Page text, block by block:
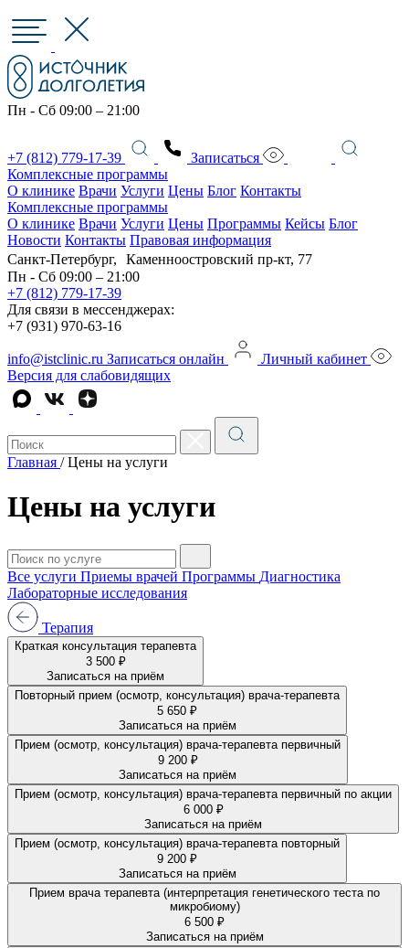
Пн - Сб 09:00 – 21:00
+7 (812) 779-17-39
Записаться
Комплексные программы
О клинике Врачи Услуги Цены Блог Контакты
Комплексные программы
О клинике Врачи Услуги Цены Программы Кейсы Блог
Новости Контакты Правовая информация
Санкт-Петербург, Каменноостровский пр-кт, 77
Пн - Сб 09:00 – 21:00
+7 (812) 779-17-39
Для связи в мессенджерах:
+7 (931) 970-63-16
info@istclinic.ru Записаться онлайн
Личный кабинет
Версия для слабовидящих
Главная / Цены на услуги
Цены на услуги
Все услуги Приемы врачей Программы Диагностика
Лабораторные исследования
Терапия
Краткая консультация терапевта
3 500 ₽
Записаться на приём
Повторный прием (осмотр, консультация) врача-терапевта
5 650 ₽
Записаться на приём
Прием (осмотр, консультация) врача-терапевта первичный
9 200 ₽
Записаться на приём
Прием (осмотр, консультация) врача-терапевта первичный по акции
6 000 ₽
Записаться на приём
Прием (осмотр, консультация) врача-терапевта повторный
9 200 ₽
Записаться на приём
Прием врача терапевта (интерпретация генетического теста по
микробиому)
6 500 ₽
Записаться на приём